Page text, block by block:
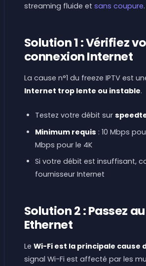
streaming fluide et sans coupure.
Solution 1 : Vérifiez
connexion Internet
La cause n°1 du freeze IPTV est
Internet trop lente ou instable.
Testez votre débit sur
Minimum requis : 10 Mbps
Mbps pour le 4K
Si votre débit est insuffisant,
fournisseur Internet
Solution 2 : Passez
Ethernet
Le Wi-Fi est la principale cause
signal Wi-Fi est affecté par les